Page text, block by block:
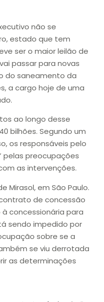
não se
estado que tem
ser o maior leilão de
passar para novas
do saneamento da
a cargo hoje de uma
ao longo desse
bilhões. Segundo um
os responsáveis pelo
pelas preocupações
as intervenções.
Mirasol, em São Paulo.
de concessão
concessionária para
sendo impedido por
sobre se a
se viu derrotada
as determinações